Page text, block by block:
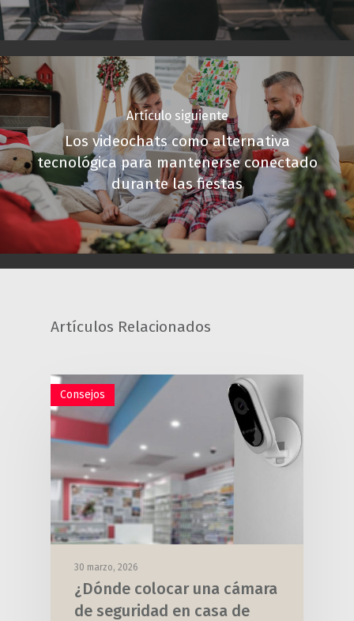
Artículo siguiente
Los videochats como alternativa
tecnológica para mantenerse conectado
durante las fiestas
Artículos Relacionados
Consejos
30 marzo, 2026
¿Dónde colocar una cámara
de seguridad en casa de